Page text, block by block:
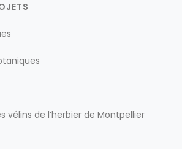
vélins de l’herbier de Montpellier